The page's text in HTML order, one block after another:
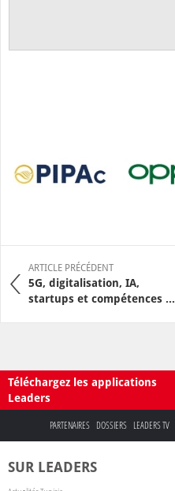
ARTICLE PRÉCÉDENT
5G, digitalisation, IA,
startups et compétences ...
Téléchargez les applications
Leaders
PARTENAIRES DOSSIERS LEADERS TV
SUR LEADERS